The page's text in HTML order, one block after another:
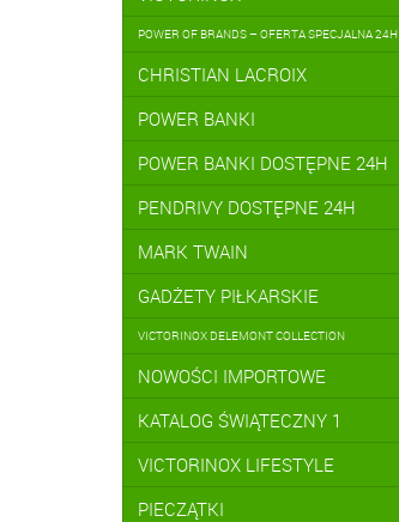
POWER OF BRANDS – OFERTA SPECJALNA 24H
CHRISTIAN LACROIX
POWER BANKI
POWER BANKI DOSTĘPNE 24H
PENDRIVY DOSTĘPNE 24H
MARK TWAIN
GADŻETY PIŁKARSKIE
VICTORINOX DELEMONT COLLECTION
NOWOŚCI IMPORTOWE
KATALOG ŚWIĄTECZNY 1
VICTORINOX LIFESTYLE
PIECZĄTKI